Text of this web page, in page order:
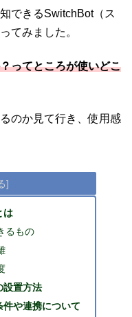
できるSwitchBot（ス
てみました。
ってところが使いどこ
のか見て行き、使用感
は
るもの
置方法
件や連携について